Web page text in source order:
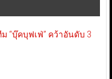
“บุ๊คบุฟเฟ่” คว้าอันดับ 3